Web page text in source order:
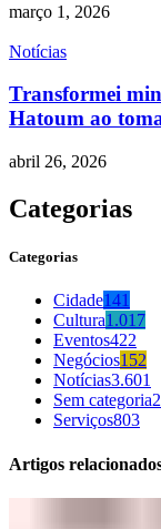
março 1, 2026
Notícias
Transformei
Hatoum ao
abril 26, 2026
Categorias
Categorias
Cidade141
Cultura1.017
Eventos422
Negócios152
Notícias3.601
Sem categoria
Serviços803
Artigos